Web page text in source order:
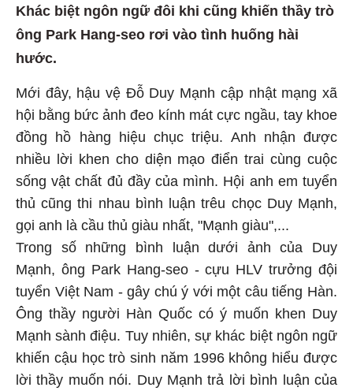
Khác biệt ngôn ngữ đôi khi cũng khiến thầy trò
ông Park Hang-seo rơi vào tình huống hài
hước.
Mới đây, hậu vệ Đỗ Duy Mạnh cập nhật mạng xã
hội bằng bức ảnh đeo kính mát cực ngầu, tay khoe
đồng hồ hàng hiệu chục triệu. Anh nhận được
nhiều lời khen cho diện mạo điển trai cùng cuộc
sống vật chất đủ đầy của mình. Hội anh em tuyển
thủ cũng thi nhau bình luận trêu chọc Duy Mạnh,
gọi anh là cầu thủ giàu nhất, "Mạnh giàu",...
Trong số những bình luận dưới ảnh của Duy
Mạnh, ông Park Hang-seo - cựu HLV trưởng đội
tuyển Việt Nam - gây chú ý với một câu tiếng Hàn.
Ông thầy người Hàn Quốc có ý muốn khen Duy
Mạnh sành điệu. Tuy nhiên, sự khác biệt ngôn ngữ
khiến cậu học trò sinh năm 1996 không hiểu được
lời thầy muốn nói. Duy Mạnh trả lời bình luận của